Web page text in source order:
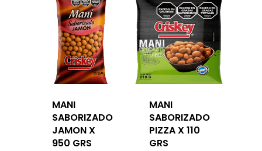
MANI
SABORIZADO
JAMON X
950 GRS
MANI
SABORIZADO
PIZZA X 110
GRS